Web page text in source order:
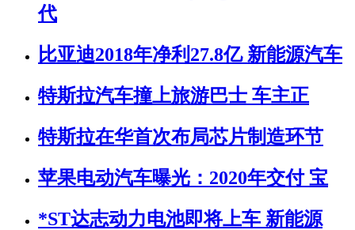
代
比亚迪2018年净利27.8亿 新能源汽车
特斯拉汽车撞上旅游巴士 车主正
特斯拉在华首次布局芯片制造环节
苹果电动汽车曝光：2020年交付 宝
*ST达志动力电池即将上车 新能源